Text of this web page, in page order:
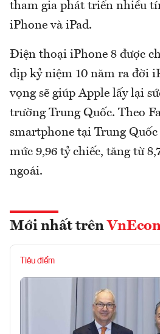
tham gia phát triển nhiều
iPhone và iPad.
Điện thoại iPhone 8 được
dịp kỷ niệm 10 năm ra đời
vọng sẽ giúp Apple lấy lại
trường Trung Quốc. Theo
smartphone tại Trung Quốc
mức 9,96 tỷ chiếc, tăng từ
ngoái.
Mới nhất trên
Tiêu điểm